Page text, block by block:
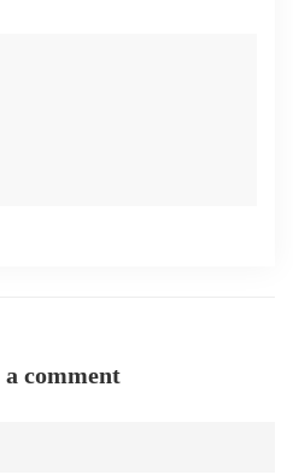
a comment